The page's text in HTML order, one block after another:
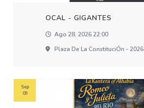
OCAL - GIGANTES
Ago 28, 2026 22:00
Plaza De La ConstituciÓn - 2026
Sep
09